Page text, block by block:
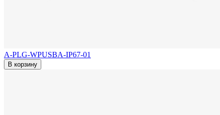
A-PLG-WPUSBA-IP67-01
В корзину